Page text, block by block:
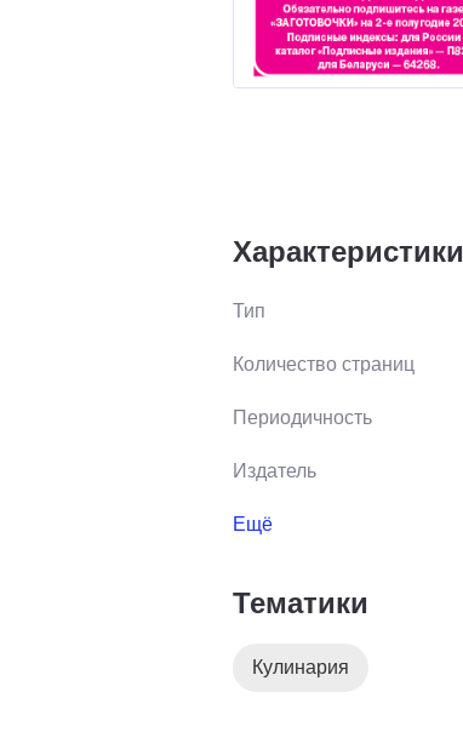
Характеристики
Тип
Количество страниц
Периодичность
Издатель
Ещё
Тематики
Кулинария